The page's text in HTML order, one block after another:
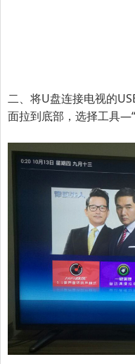
二、将U盘连接电视的
面拉到底部，选择工具—